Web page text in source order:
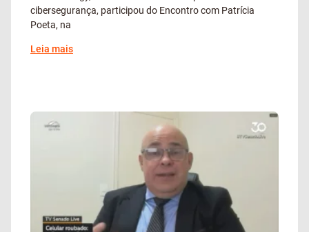
cibersegurança, participou do Encontro com Patrícia
Poeta, na
Leia mais